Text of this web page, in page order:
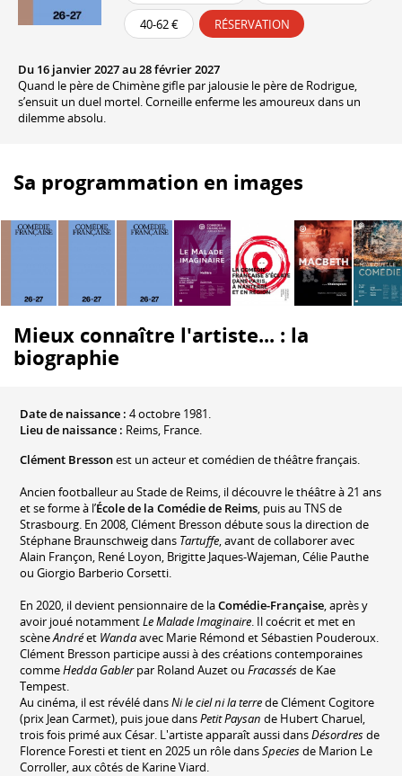
40-62 € RÉSERVATION
Du 16 janvier 2027 au 28 février 2027
Quand le père de Chimène gifle par jalousie le père de Rodrigue,
s’ensuit un duel mortel. Corneille enferme les amoureux dans un
dilemme absolu.
Sa programmation en images
Mieux connaître l'artiste... : la
biographie
Date de naissance : 4 octobre 1981.
Lieu de naissance : Reims, France.
Clément Bressonest un acteur et comédien de théâtre français.
Ancien footballeur au Stade de Reims, il découvre le théâtre à 21 ans
et se forme à l’École de la Comédie de Reims, puis au TNS de
Strasbourg. En 2008, Clément Bresson débute sous la direction de
Stéphane Braunschweig dans Tartuffe, avant de collaborer avec
Alain Françon, René Loyon, Brigitte Jaques-Wajeman, Célie Pauthe
ou Giorgio Barberio Corsetti.
En 2020, il devient pensionnaire de laComédie-Française, après y
avoir joué notammentLe Malade Imaginaire. Il coécrit et met en
scèneAndréet Wandaavec Marie Rémond et Sébastien Pouderoux.
Clément Bresson participe aussi à des créations contemporaines
commeHedda Gablerpar Roland Auzet ou Fracassésde Kae
Tempest.
Au cinéma, il est révélé dansNi le ciel ni la terrede Clément Cogitore
(prix Jean Carmet), puis joue dansPetit Paysan de Hubert Charuel,
trois fois primé aux César. L'artiste apparaît aussi dansDésordresde
Florence Foresti et tient en 2025 un rôle dansSpeciesde Marion Le
Corroller, aux côtés de Karine Viard.